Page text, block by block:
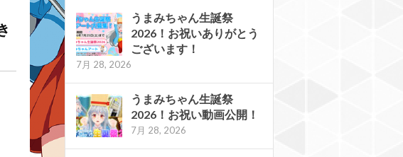
うまみちゃん生誕祭
2026！お祝いありがとう
ございます！
7月 28, 2026
うまみちゃん生誕祭
2026！お祝い動画公開！
7月 28, 2026